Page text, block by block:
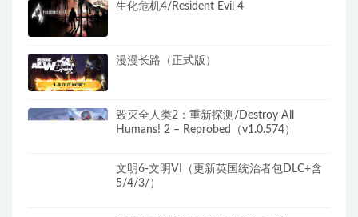
生化危机4/Resident Evil 4
漫漫长路（正式版）
毁灭全人类2：重新探测/Destroy All
Humans! 2 – Reprobed（v1.0.574）
文明6-文明VI（更新英国统治者包DLC+含
5/4/3/）